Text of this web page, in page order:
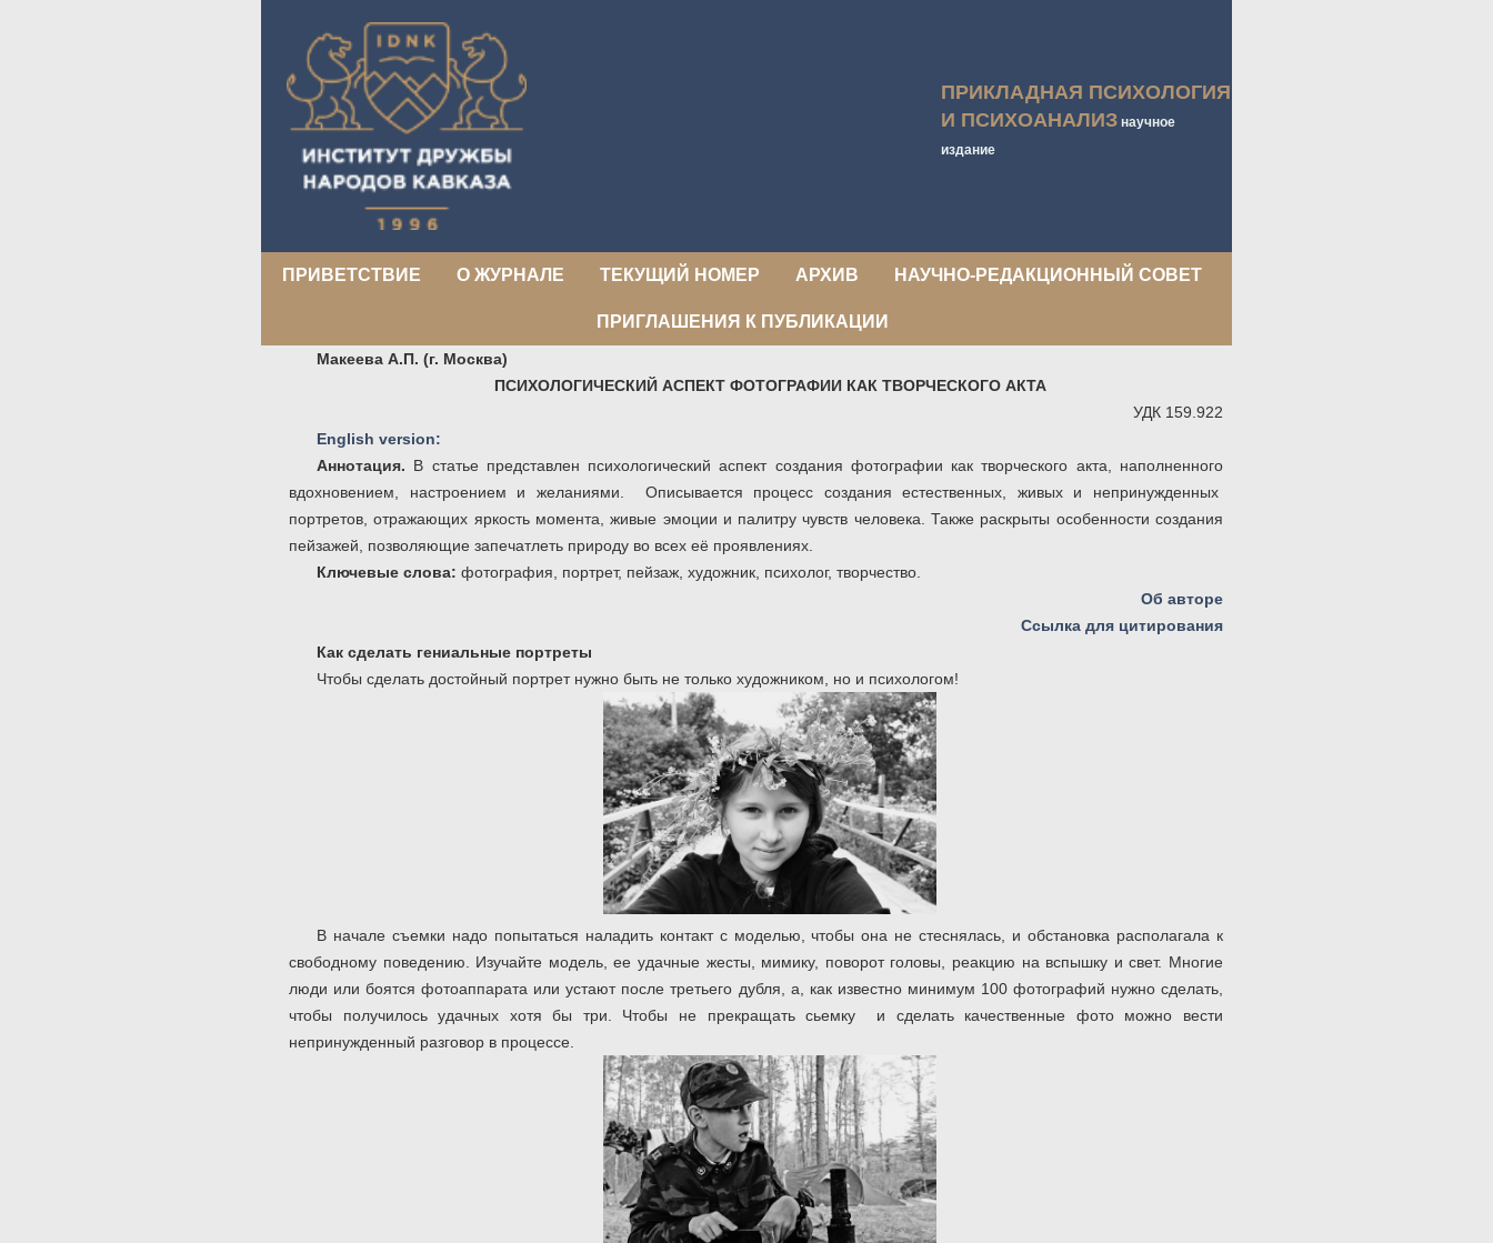
ПРИКЛАДНАЯ ПСИХОЛОГИЯ
И ПСИХОАНАЛИЗ научное
издание
ПРИВЕТСТВИЕ О ЖУРНАЛЕ ТЕКУЩИЙ НОМЕР АРХИВ НАУЧНО-РЕДАКЦИОННЫЙ СОВЕТ
ПРИГЛАШЕНИЯ К ПУБЛИКАЦИИ
Макеева А.П. (г. Москва)
ПСИХОЛОГИЧЕСКИЙ АСПЕКТ ФОТОГРАФИИ КАК ТВОРЧЕСКОГО АКТА
УДК 159.922
English version:
Аннотация. В статье представлен психологический аспект создания фотографии как творческого акта, наполненного
вдохновением, настроением и желаниями. Описывается процесс создания естественных, живых и непринужденных
портретов, отражающих яркость момента, живые эмоции и палитру чувств человека. Также раскрыты особенности создания
пейзажей, позволяющие запечатлеть природу во всех её проявлениях.
Ключевые слова:фотография, портрет, пейзаж, художник, психолог, творчество.
Об авторе
Ссылка для цитирования
Как сделать гениальные портреты
Чтобы сделать достойный портрет нужно быть не только художником, но и психологом!
В начале съемки надо попытаться наладить контакт с моделью, чтобы она не стеснялась, и обстановка располагала к
свободному поведению. Изучайте модель, ее удачные жесты, мимику, поворот головы, реакцию на вспышку и свет. Многие
люди или боятся фотоаппарата или устают после третьего дубля, а, как известно минимум 100 фотографий нужно сделать,
чтобы получилось удачных хотя бы три. Чтобы не прекращать сьемку и сделать качественные фото можно вести
непринужденный разговор в процессе.